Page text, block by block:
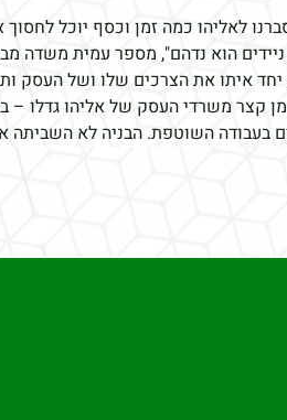
לאליהו כמה זמן וכסף יוכל
הוא נדהם", מספר עמית משדה
יחד איתו את הצרכים שלו ושל העסק
קצר משרדי העסק של אליהו גדלו –
בעבודה השוטפת. הבניה לא השביתה